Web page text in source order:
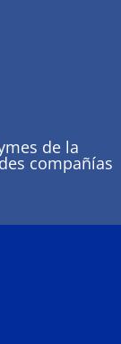
de la
compañías